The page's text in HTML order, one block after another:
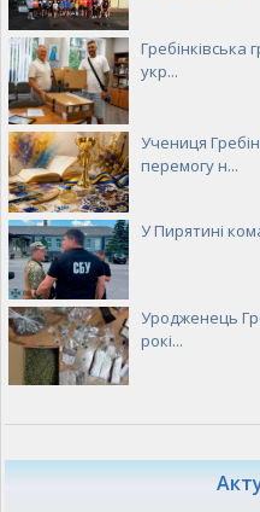
укр...
Учениця
перемогу н...
У Пирятині
Уродженець
рокі...